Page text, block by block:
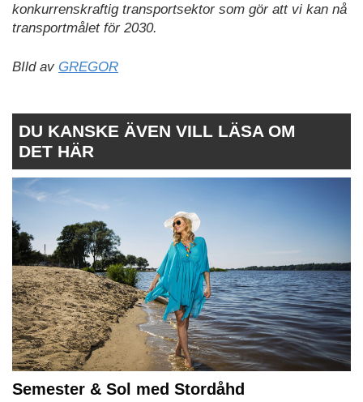
konkurrenskraftig transportsektor som gör att vi kan nå
transportmålet för 2030.
BIld av GREGOR
DU KANSKE ÄVEN VILL LÄSA OM
DET HÄR
Semester & Sol med Stordåhd